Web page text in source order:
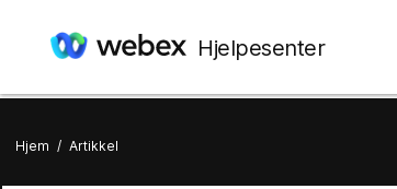
Hjelpesenter
Hjem / Artikkel